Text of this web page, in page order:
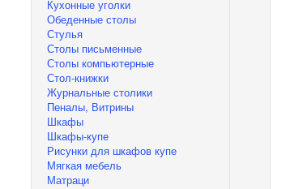
Кухонные уголки
Обеденные столы
Стулья
Столы письменные
Столы компьютерные
Стол-книжки
Журнальные столики
Пеналы, Витрины
Шкафы
Шкафы-купе
Рисунки для шкафов купе
Мягкая мебель
Матраци